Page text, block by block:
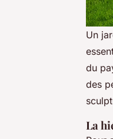
Un
du
des
La